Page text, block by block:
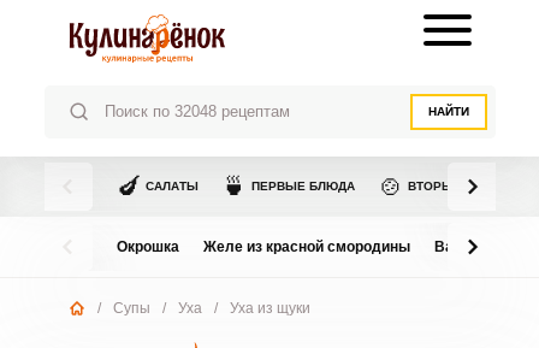
НАЙТИ
🍆 САЛАТЫ 🍵 ПЕРВЫЕ БЛЮДА 🍲 ВТОРЫЕ БЛЮДА
Окрошка Желе из красной смородины Варенье из
/ Супы / Уха / Уха из щуки